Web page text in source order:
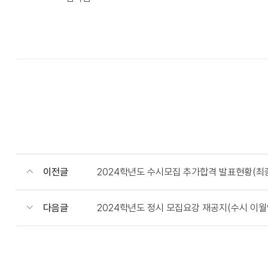
이전글 2024학년도 수시모집 추가합격 발표현황(최
다음글 2024학년도 정시 모집요강 재공지(수시 이